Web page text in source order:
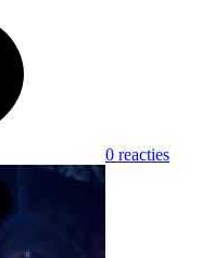
0 reacties